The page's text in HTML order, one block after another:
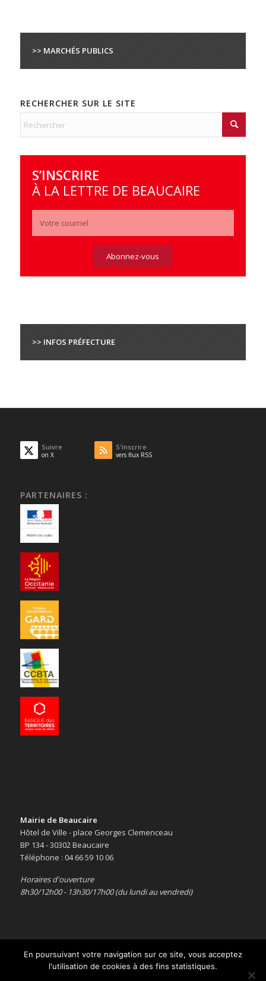
>> MARCHÉS PUBLICS
RECHERCHER SUR LE SITE
S’INSCRIRE
À LA LETTRE DE BEAUCAIRE
>> INFOS PRÉFECTURE
Suivre
on X
S'inscrire
vers flux RSS
PARTENAIRES :
Mairie de Beaucaire
Hôtel de Ville - place Georges Clemenceau
BP 134 - 30302 Beaucaire
Téléphone : 04 66 59 10 06
Horaires d'ouverture
8h30/12h00 - 13h30/17h00 (du lundi au vendredi)
Copyright © 2016 -Le site officiel de la ville de Beaucaire-Mentions
En poursuivant votre navigation sur ce site, vous acceptez
l'utilisation de cookies à des fins statistiques.